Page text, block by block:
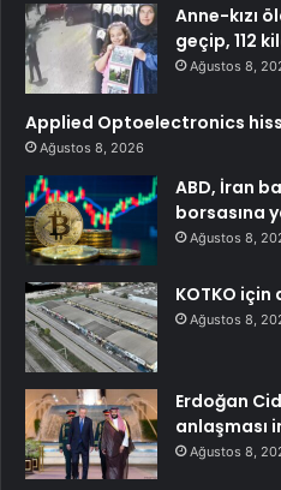
Anne-kızı
geçip, 112
Ağustos 8,
Applied Optoelectronics
Ağustos 8, 2026
ABD, İran
borsasına
Ağustos 8,
KOTKO
Ağustos 8,
Erdoğan
anlaşması
Ağustos 8,